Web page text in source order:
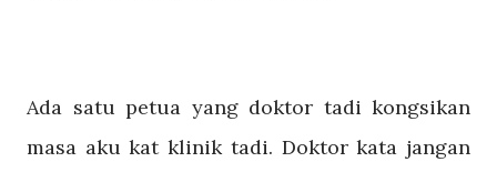
Ada satu petua yang doktor tadi kongsikan
masa aku kat klinik tadi. Doktor kata jangan